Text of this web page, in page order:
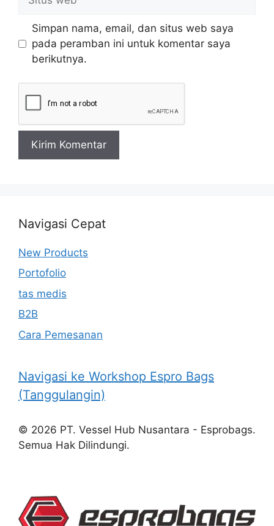
web
Simpan nama, email, dan situs web saya
pada peramban ini untuk komentar saya
berikutnya.
Navigasi Cepat
New Products
Portofolio
tas medis
B2B
Cara Pemesanan
Navigasi ke Workshop Espro Bags
(Tanggulangin)
© 2026 PT. Vessel Hub Nusantara - Esprobags.
Semua Hak Dilindungi.